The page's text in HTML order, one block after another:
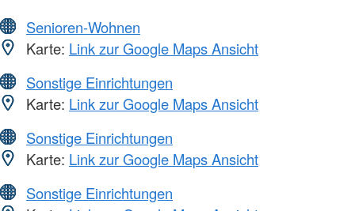
Senioren-Wohnen
Karte: Link zur Google Maps Ansicht
Sonstige Einrichtungen
Karte: Link zur Google Maps Ansicht
Sonstige Einrichtungen
Karte: Link zur Google Maps Ansicht
Sonstige Einrichtungen